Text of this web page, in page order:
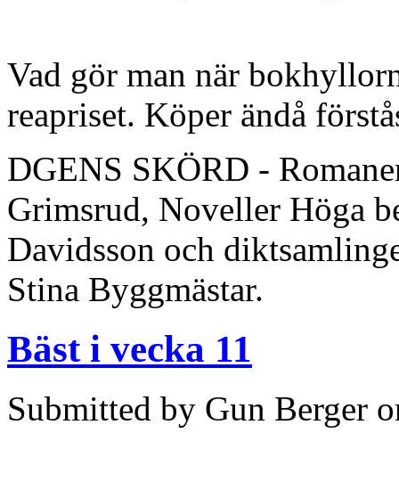
Vad gör man när
reapriset. Köper ändå
DGENS SKÖRD -
Grimsrud, Noveller Höga
Davidsson och
Stina Byggmästar.
Bäst i vecka 11
Submitted by Gun Berger